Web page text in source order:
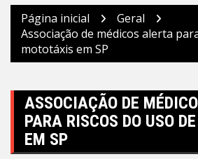
Página inicial
Geral
Associação de médicos alerta
mototáxis em SP
ASSOCIAÇÃO DE
PARA RISCOS DO USO
EM SP